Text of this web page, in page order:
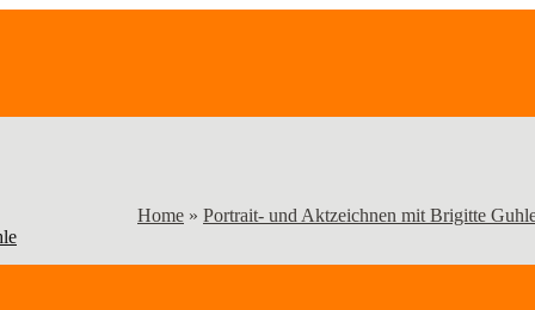
Home » Portrait- und Aktzeichnen mit Brigitte